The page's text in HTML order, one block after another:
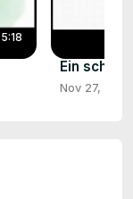
5:18
Ein
Nov 27, 2025